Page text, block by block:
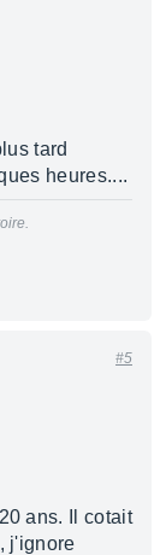
tard
heures....
#5
ans. Il cotait
j'ignore